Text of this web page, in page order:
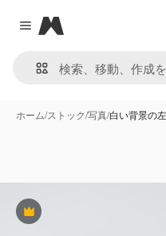
Close menu
Magnific
ホーム/ストック/写真/白い背景の
Premium